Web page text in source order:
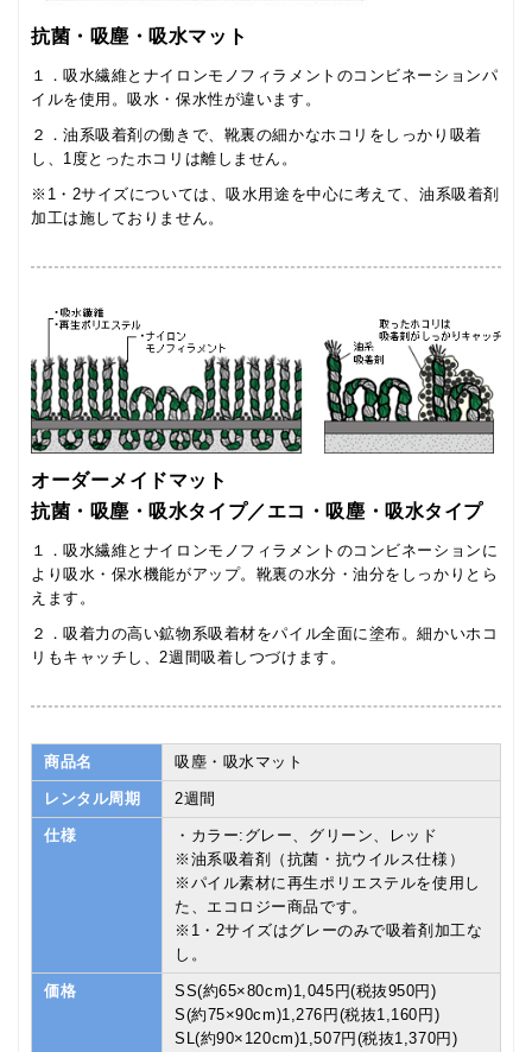
抗菌・吸塵・吸水マット
１．吸水繊維とナイロンモノフィラメントのコンビネーションパ
イルを使用。吸水・保水性が違います。
２．油系吸着剤の働きで、靴裏の細かなホコリをしっかり吸着
し、1度とったホコリは離しません。
※1・2サイズについては、吸水用途を中心に考えて、油系吸着剤
加工は施しておりません。
オーダーメイドマット
抗菌・吸塵・吸水タイプ／エコ・吸塵・吸水タイプ
１．吸水繊維とナイロンモノフィラメントのコンビネーションに
より吸水・保水機能がアップ。靴裏の水分・油分をしっかりとら
えます。
２．吸着力の高い鉱物系吸着材をパイル全面に塗布。細かいホコ
リもキャッチし、2週間吸着しつづけます。
商品名 吸塵・吸水マット
レンタル周期 2週間
仕様
・カラー:グレー、グリーン、レッド
※油系吸着剤（抗菌・抗ウイルス仕様）
※パイル素材に再生ポリエステルを使用し
た、エコロジー商品です。
※1・2サイズはグレーのみで吸着剤加工な
し。
価格
SS(約65×80cm)1,045円(税抜950円)
S(約75×90cm)1,276円(税抜1,160円)
SL(約90×120cm)1,507円(税抜1,370円)